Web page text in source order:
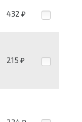
432 ₽
215 ₽